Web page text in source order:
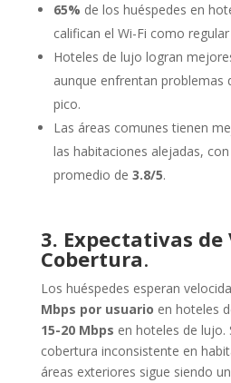
65% de los huéspedes en
califican el Wi-Fi como
Hoteles de lujo logran
aunque enfrentan problemas
pico.
Las áreas comunes tienen
las habitaciones alejadas,
promedio de 3.8/5.
3. Expectativas de
Cobertura.
Los huéspedes esperan
Mbps por usuario en hoteles
15-20 Mbps en hoteles de lujo.
cobertura inconsistente en
áreas exteriores sigue siendo